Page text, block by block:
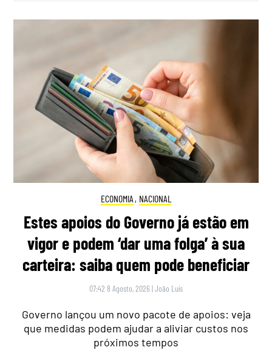
ECONOMIA , NACIONAL
Estes apoios do Governo já estão em
vigor e podem ‘dar uma folga’ à sua
carteira: saiba quem pode beneficiar
07:42 8 Agosto, 2026 |João Luís
Governo lançou um novo pacote de apoios: veja
que medidas podem ajudar a aliviar custos nos
próximos tempos